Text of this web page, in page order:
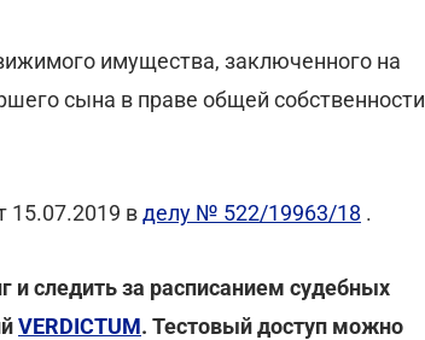
имущества, заключенного на
сына в праве общей собственности
15.07.2019 вделу № 522/19963/18 .
и следить за расписанием судебных
VERDICTUM. Тестовый доступ можно